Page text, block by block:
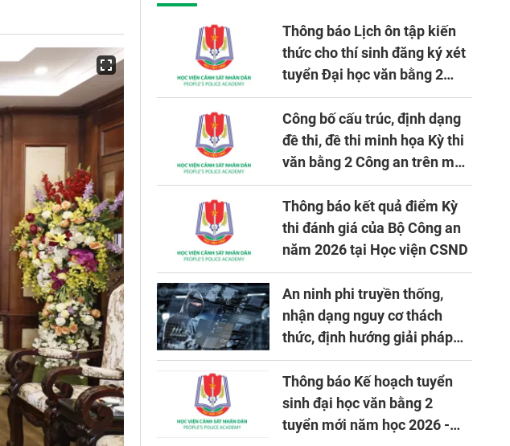
Thông báo Lịch ôn tập kiến
thức cho thí sinh đăng ký xét
tuyển Đại học văn bằng 2
tuyển mới, mở tại Học viện
CSND năm học 2026 - 2027
Công bố cấu trúc, định dạng
đề thi, đề thi minh họa Kỳ thi
văn bằng 2 Công an trên máy
tính
Thông báo kết quả điểm Kỳ
thi đánh giá của Bộ Công an
năm 2026 tại Học viện CSND
An ninh phi truyền thống,
nhận dạng nguy cơ thách
thức, định hướng giải pháp
đảm bảo an ninh quốc gia
trong tình hình hiện nay
Thông báo Kế hoạch tuyển
sinh đại học văn bằng 2
tuyển mới năm học 2026 -